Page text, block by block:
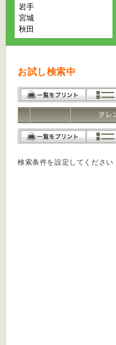
お試し検索中
検索条件を設定してください